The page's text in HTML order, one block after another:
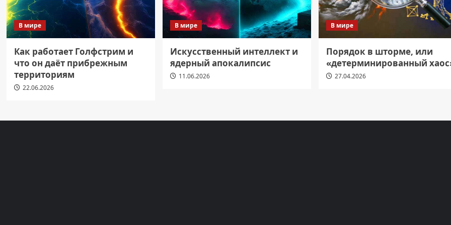
В мире
Как работает Голфстрим и
что он даёт прибрежным
территориям
22.06.2026
В мире
Искусственный интеллект и
ядерный апокалипсис
11.06.2026
В мире
Порядок в шторме, или
«детерминированный
27.04.2026